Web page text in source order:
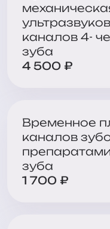
каналов 4-
зуба
4 500 ₽
Временное
каналов
зуба
1 700 ₽